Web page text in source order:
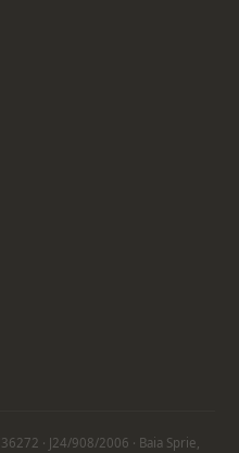
· J24/908/2006 · Baia Sprie,